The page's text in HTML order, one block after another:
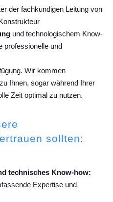
der fachkundigen Leitung von
und technologischem Know-
professionelle und
Wir kommen
zu Ihnen, sogar während Ihrer
Zeit optimal zu nutzen.
sollten:
technisches Know-how:
Expertise und